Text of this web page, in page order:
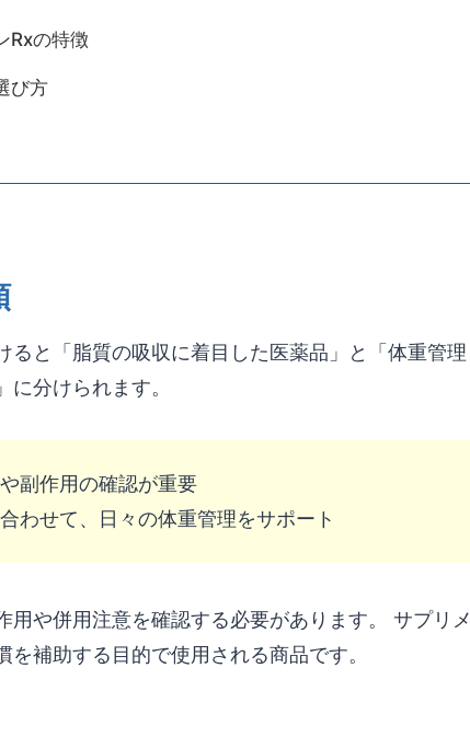
Rxの特徴
び方
と「脂質の吸収に着目した医薬品」と「体重管理
分けられます。
副作用の確認が重要
わせて、日々の体重管理をサポート
や併用注意を確認する必要があります。 サプリメ
補助する目的で使用される商品です。